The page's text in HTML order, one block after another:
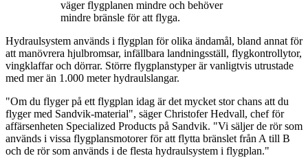
väger flygplanen mindre och behöver
mindre bränsle för att flyga.
Hydraulsystem används i flygplan för olika ändamål, bland annat för
att manövrera hjulbromsar, infällbara landningsställ, flygkontrollytor,
vingklaffar och dörrar. Större flygplanstyper är vanligtvis utrustade
med mer än 1.000 meter hydraulslangar.
"Om du flyger på ett flygplan idag är det mycket stor chans att du
flyger med Sandvik-material", säger Christofer Hedvall, chef för
affärsenheten Specialized Products på Sandvik. "Vi säljer de rör som
används i vissa flygplansmotorer för att flytta bränslet från A till B
och de rör som används i de flesta hydraulsystem i flygplan."